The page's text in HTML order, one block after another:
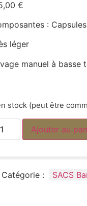
€
:
léger
manuel à basse
stock (peut être
Ajouter au
Catégorie : SACS